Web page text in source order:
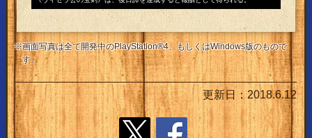
※画面写真は全て開発中のPlayStation®4、もしくはWindows版のもので
す。
更新日：2018.6.12